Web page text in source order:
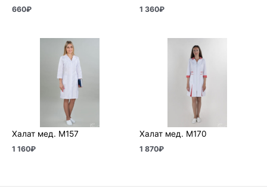
660₽ 1 360₽
Халат мед. М157
1 160₽
Халат мед. М170
1 870₽